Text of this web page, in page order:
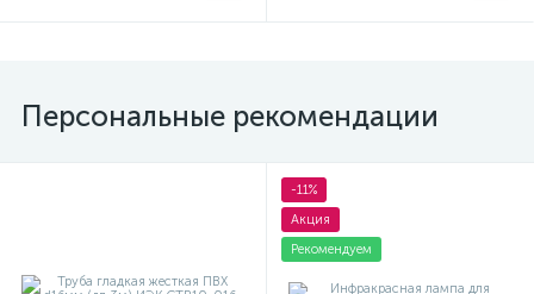
Персональные рекомендации
-11%
Акция
Рекомендуем